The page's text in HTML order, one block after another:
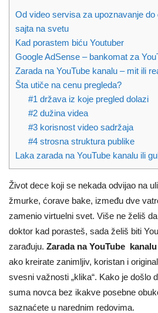
Od video servisa za upoznavanje do
sajta na svetu
Kad porastem biću Youtuber
Google AdSense – bankomat za
Zarada na YouTube kanalu – mit ili
Šta utiče na cenu pregleda?
#1 država iz koje pregled dolazi
#2 dužina videa
#3 korisnost video sadržaja
#4 strosna struktura publike
Laka zarada na YouTube kanalu ili
Život dece koji se nekada odvijao na
žmurke, ćorave bake, između dve
zamenio virtuelni svet. Više ne želiš
doktor kad porasteš, sada želiš biti
zarađuju. Zarada na YouTube kanalu
ako kreirate zanimljiv, koristan i
svesni važnosti „klika“. Kako je došlo
suma novca bez ikakve posebne
saznaćete u narednim redovima.